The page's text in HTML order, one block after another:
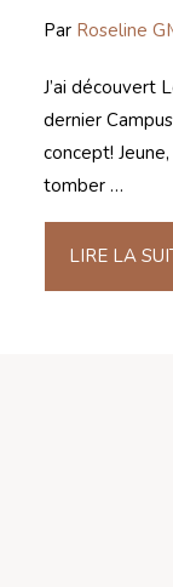
Par Roseline
J’ai découvert
dernier
concept!
tomber …
LIRE LA